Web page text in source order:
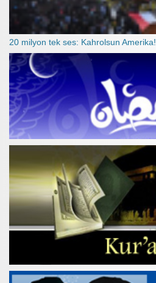
20 milyon tek ses: Kahrolsun Amerika!